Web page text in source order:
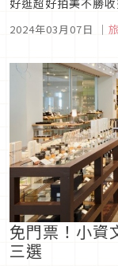
好逛超好拍美不勝
水岸景緻之美。
2024年03月07日 ｜
免門票！小資
三選